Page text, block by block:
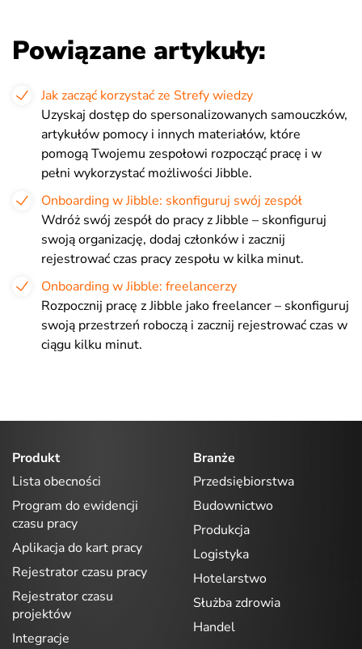
Powiązane artykuły:
Jak zacząć korzystać ze Strefy wiedzy
Uzyskaj dostęp do spersonalizowanych samouczków,
artykułów pomocy i innych materiałów, które
pomogą Twojemu zespołowi rozpocząć pracę i w
pełni wykorzystać możliwości Jibble.
Onboarding w Jibble: skonfiguruj swój zespół
Wdróż swój zespół do pracy z Jibble – skonfiguruj
swoją organizację, dodaj członków i zacznij
rejestrować czas pracy zespołu w kilka minut.
Onboarding w Jibble: freelancerzy
Rozpocznij pracę z Jibble jako freelancer – skonfiguruj
swoją przestrzeń roboczą i zacznij rejestrować czas w
ciągu kilku minut.
Produkt
Lista obecności
Program do ewidencji
czasu pracy
Aplikacja do kart pracy
Rejestrator czasu pracy
Rejestrator czasu
projektów
Integracje
Branże
Przedsiębiorstwa
Budownictwo
Produkcja
Logistyka
Hotelarstwo
Służba zdrowia
Handel